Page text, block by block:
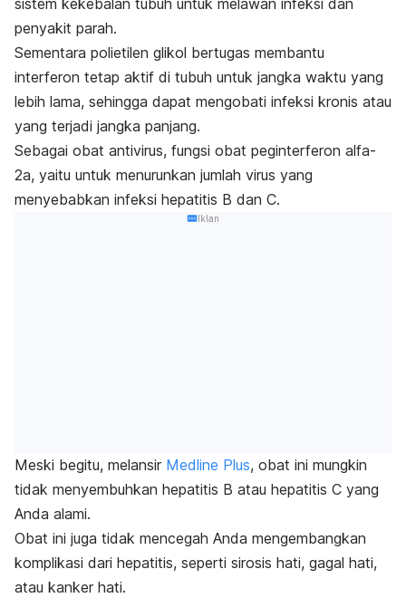
sistem kekebalan tubuh untuk melawan infeksi dan
penyakit parah.
Sementara polietilen glikol bertugas membantu
interferon tetap aktif di tubuh untuk jangka waktu yang
lebih lama, sehingga dapat mengobati infeksi kronis atau
yang terjadi jangka panjang.
Sebagai obat antivirus, fungsi obat peginterferon alfa-
2a, yaitu untuk menurunkan jumlah virus yang
menyebabkan infeksi hepatitis B dan C.
Iklan
Meski begitu, melansir Medline Plus, obat ini mungkin
tidak menyembuhkan hepatitis B atau hepatitis C yang
Anda alami.
Obat ini juga tidak mencegah Anda mengembangkan
komplikasi dari hepatitis, seperti sirosis hati, gagal hati,
atau kanker hati.